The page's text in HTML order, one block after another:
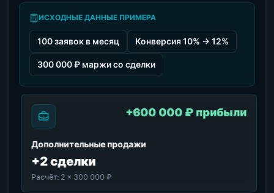
ИСХОДНЫЕ ДАННЫЕ ПРИМЕРА
100 заявок в месяц Конверсия 10% → 12%
300 000 ₽ маржи со сделки
+600 000 ₽ прибыли
Дополнительные продажи
+2 сделки
Расчёт: 2 × 300 000 ₽